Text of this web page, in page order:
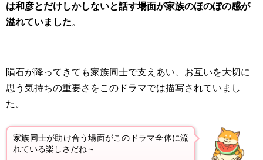
は和彦とだけしかしないと話す場面が家族のほのぼの感が
溢れていました。
隕石が降ってきても家族同士で支えあい、 お互いを大切に
思う気持ちの重要さをこのドラマでは描写されていまし
た。
家族同士が助け合う場面がこのドラマ全体に流
れている楽しさだね～